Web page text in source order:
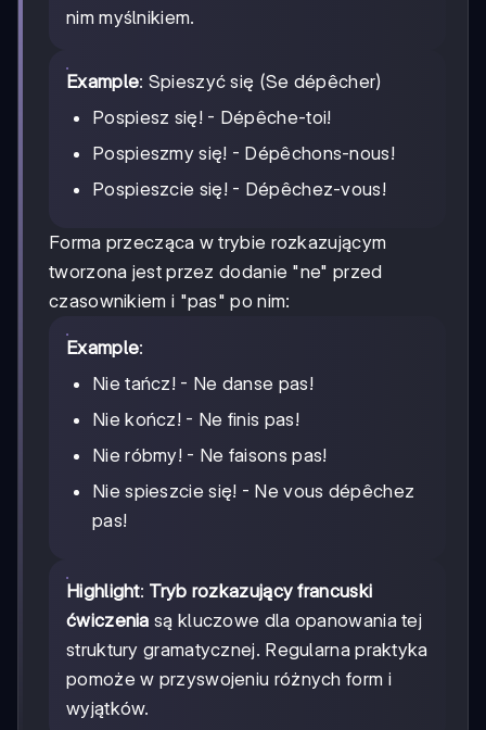
nim myślnikiem.
Example: Spieszyć się (Se dépêcher)
Pospiesz się! - Dépêche-toi!
Pospieszmy się! - Dépêchons-nous!
Pospieszcie się! - Dépêchez-vous!
Forma przecząca w trybie rozkazującym
tworzona jest przez dodanie "ne" przed
czasownikiem i "pas" po nim:
Example:
Nie tańcz! - Ne danse pas!
Nie kończ! - Ne finis pas!
Nie róbmy! - Ne faisons pas!
Nie spieszcie się! - Ne vous dépêchez
pas!
Highlight: Tryb rozkazujący francuski
ćwiczenia są kluczowe dla opanowania tej
struktury gramatycznej. Regularna praktyka
pomoże w przyswojeniu różnych form i
wyjątków.